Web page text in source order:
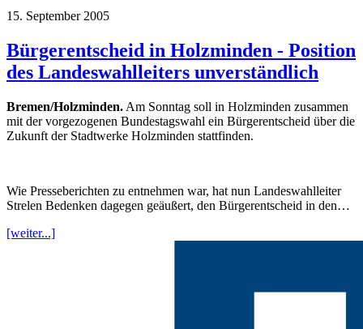
15. September 2005
Bürgerentscheid in Holzminden - Position
des Landeswahlleiters unverständlich
Bremen/Holzminden. Am Sonntag soll in Holzminden zusammen
mit der vorgezogenen Bundestagswahl ein Bürgerentscheid über die
Zukunft der Stadtwerke Holzminden stattfinden.
Wie Presseberichten zu entnehmen war, hat nun Landeswahlleiter
Strelen Bedenken dagegen geäußert, den Bürgerentscheid in den…
[weiter...]